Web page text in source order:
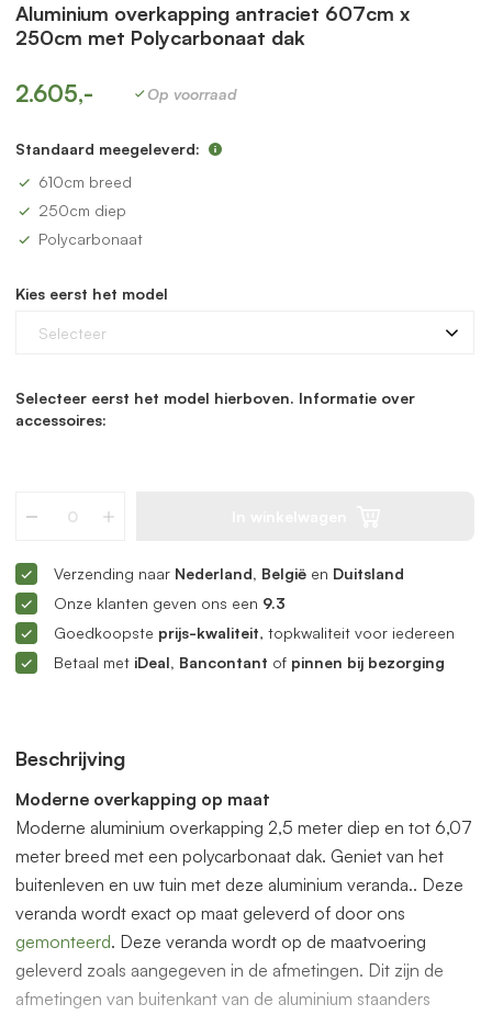
Beschrijving
Moderne overkapping op maat
Moderne aluminium overkapping 2,5 meter diep en tot 6,07
meter breed met een polycarbonaat dak. Geniet van het
buitenleven en uw tuin met deze aluminium veranda.. Deze
veranda wordt exact op maat geleverd of door ons
gemonteerd. Deze veranda wordt op de maatvoering
geleverd zoals aangegeven in de afmetingen. Dit zijn de
afmetingen van buitenkant van de aluminium staanders
Aluminium overkapping antraciet 607cm x
250cm met Polycarbonaat dak
2.605,- Op voorraad
Standaard meegeleverd:
610cm breed
250cm diep
Polycarbonaat
Kies eerst het model
Selecteer
Selecteer eerst het model hierboven. Informatie over
accessoires:
Verzending naar Nederland, België en Duitsland
Onze klanten geven ons een 9.3
Goedkoopste prijs-kwaliteit, topkwaliteit voor iedereen
Betaal met iDeal, Bancontant of pinnen bij bezorging